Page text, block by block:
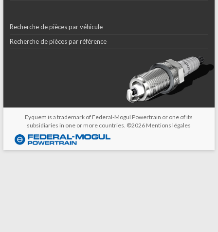
Recherche de pièces par véhicule
Recherche de pièces par référence
Eyquem is a trademark of Federal-Mogul Powertrain or one of its
subsidiaries in one or more countries. ©2026 Mentions légales